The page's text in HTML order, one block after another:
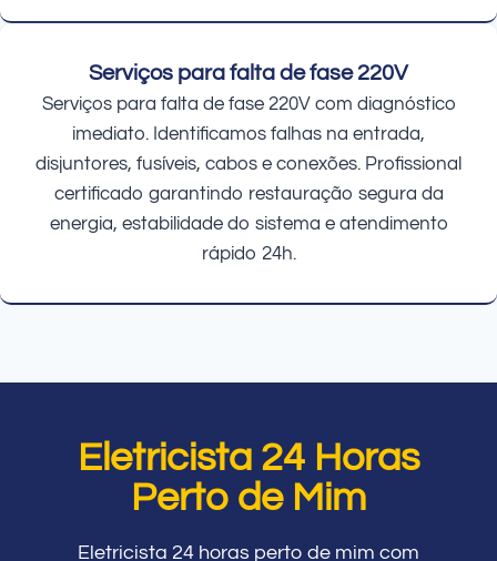
Serviços para falta de fase 220V
Serviços para falta de fase 220V com diagnóstico
imediato. Identificamos falhas na entrada,
disjuntores, fusíveis, cabos e conexões. Profissional
certificado garantindo restauração segura da
energia, estabilidade do sistema e atendimento
rápido 24h.
Eletricista 24 Horas
Perto de Mim
Eletricista 24 horas perto de mim com